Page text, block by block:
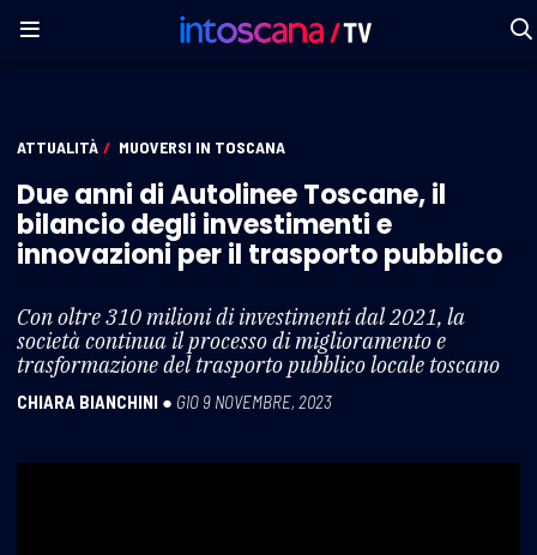
ATTUALITÀ / MUOVERSI IN TOSCANA
Due anni di Autolinee Toscane, il
bilancio degli investimenti e
innovazioni per il trasporto pubblico
Con oltre 310 milioni di investimenti dal 2021, la
società continua il processo di miglioramento e
trasformazione del trasporto pubblico locale toscano
CHIARA BIANCHINI ● GIO 9 NOVEMBRE, 2023